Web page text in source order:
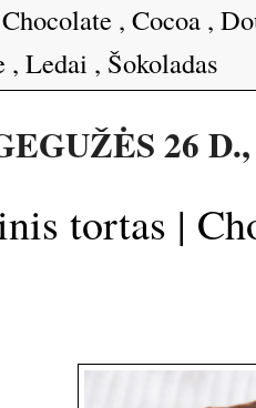
Chocolate , Cocoa ,
, Ledai , Šokoladas
26
tortas |